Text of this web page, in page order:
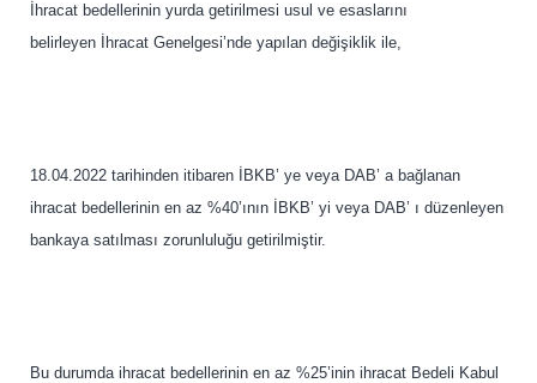
İhracat bedellerinin yurda getirilmesi usul ve esaslarını
belirleyen İhracat Genelgesi’nde yapılan değişiklik ile,
18.04.2022 tarihinden itibaren İBKB’ ye veya DAB’ a bağlanan
ihracat bedellerinin en az %40’ının İBKB’ yi veya DAB’ ı düzenleyen
bankaya satılması zorunluluğu getirilmiştir.
Bu durumda ihracat bedellerinin en az %25’inin ihracat Bedeli Kabul